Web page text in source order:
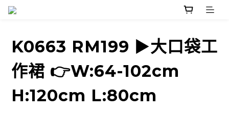
K0663 RM199 ▶️大口袋工
作裙 👉W:64-102cm
H:120cm L:80cm